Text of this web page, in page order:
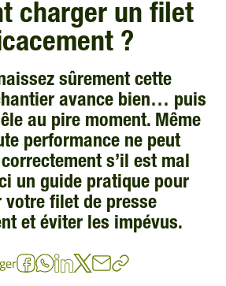
charger un filet
?
sûrement cette
avance bien… puis
au pire moment. Même
performance ne peut
s’il est mal
un guide pratique pour
votre filet de presse
et éviter les impévus.